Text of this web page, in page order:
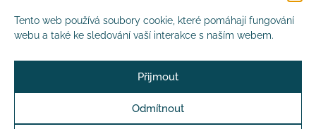
Tento web používá soubory cookie, které pomáhají fungování
webu a také ke sledování vaší interakce s naším webem.
Přijmout
Odmítnout